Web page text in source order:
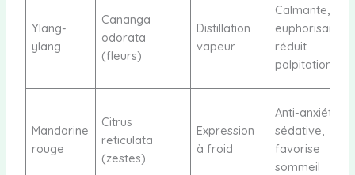
Ylang-
ylang
Cananga
odorata
(fleurs)
Distillation
vapeur
Calmante,
euphorisante,
réduit
palpitations
Mandarine
rouge
Citrus
reticulata
(zestes)
Expression
à froid
Anti-anxiété,
sédative,
favorise
sommeil